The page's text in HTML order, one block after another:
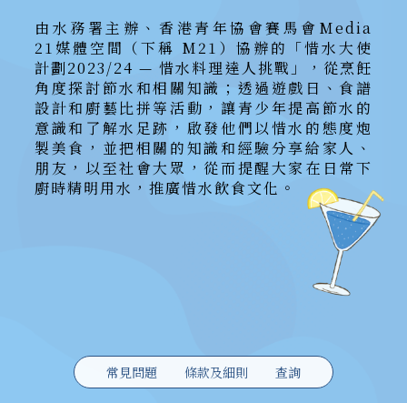
由水務署主辦、香港青年協會賽馬會Media
21媒體空間（下稱 M21）協辦的「惜水大使
計劃2023/24 — 惜水料理達人挑戰」，從烹飪
角度探討節水和相關知識；透過遊戲日、食譜
設計和廚藝比拼等活動，讓青少年提高節水的
意識和了解水足跡，啟發他們以惜水的態度炮
製美食，並把相關的知識和經驗分享給家人、
朋友，以至社會大眾，從而提醒大家在日常下
廚時精明用水，推廣惜水飲食文化。
常見問題 條款及細則 查詢